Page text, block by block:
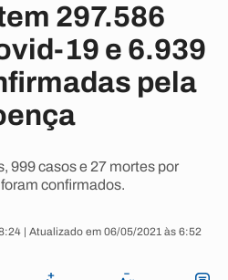
297.586
19 e 6.939
pela
999 casos e 27 mortes por
confirmados.
| Atualizado em 06/05/2021 às 6:52